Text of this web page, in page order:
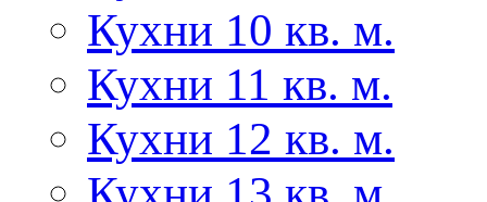
Кухни 10 кв. м.
Кухни 11 кв. м.
Кухни 12 кв. м.